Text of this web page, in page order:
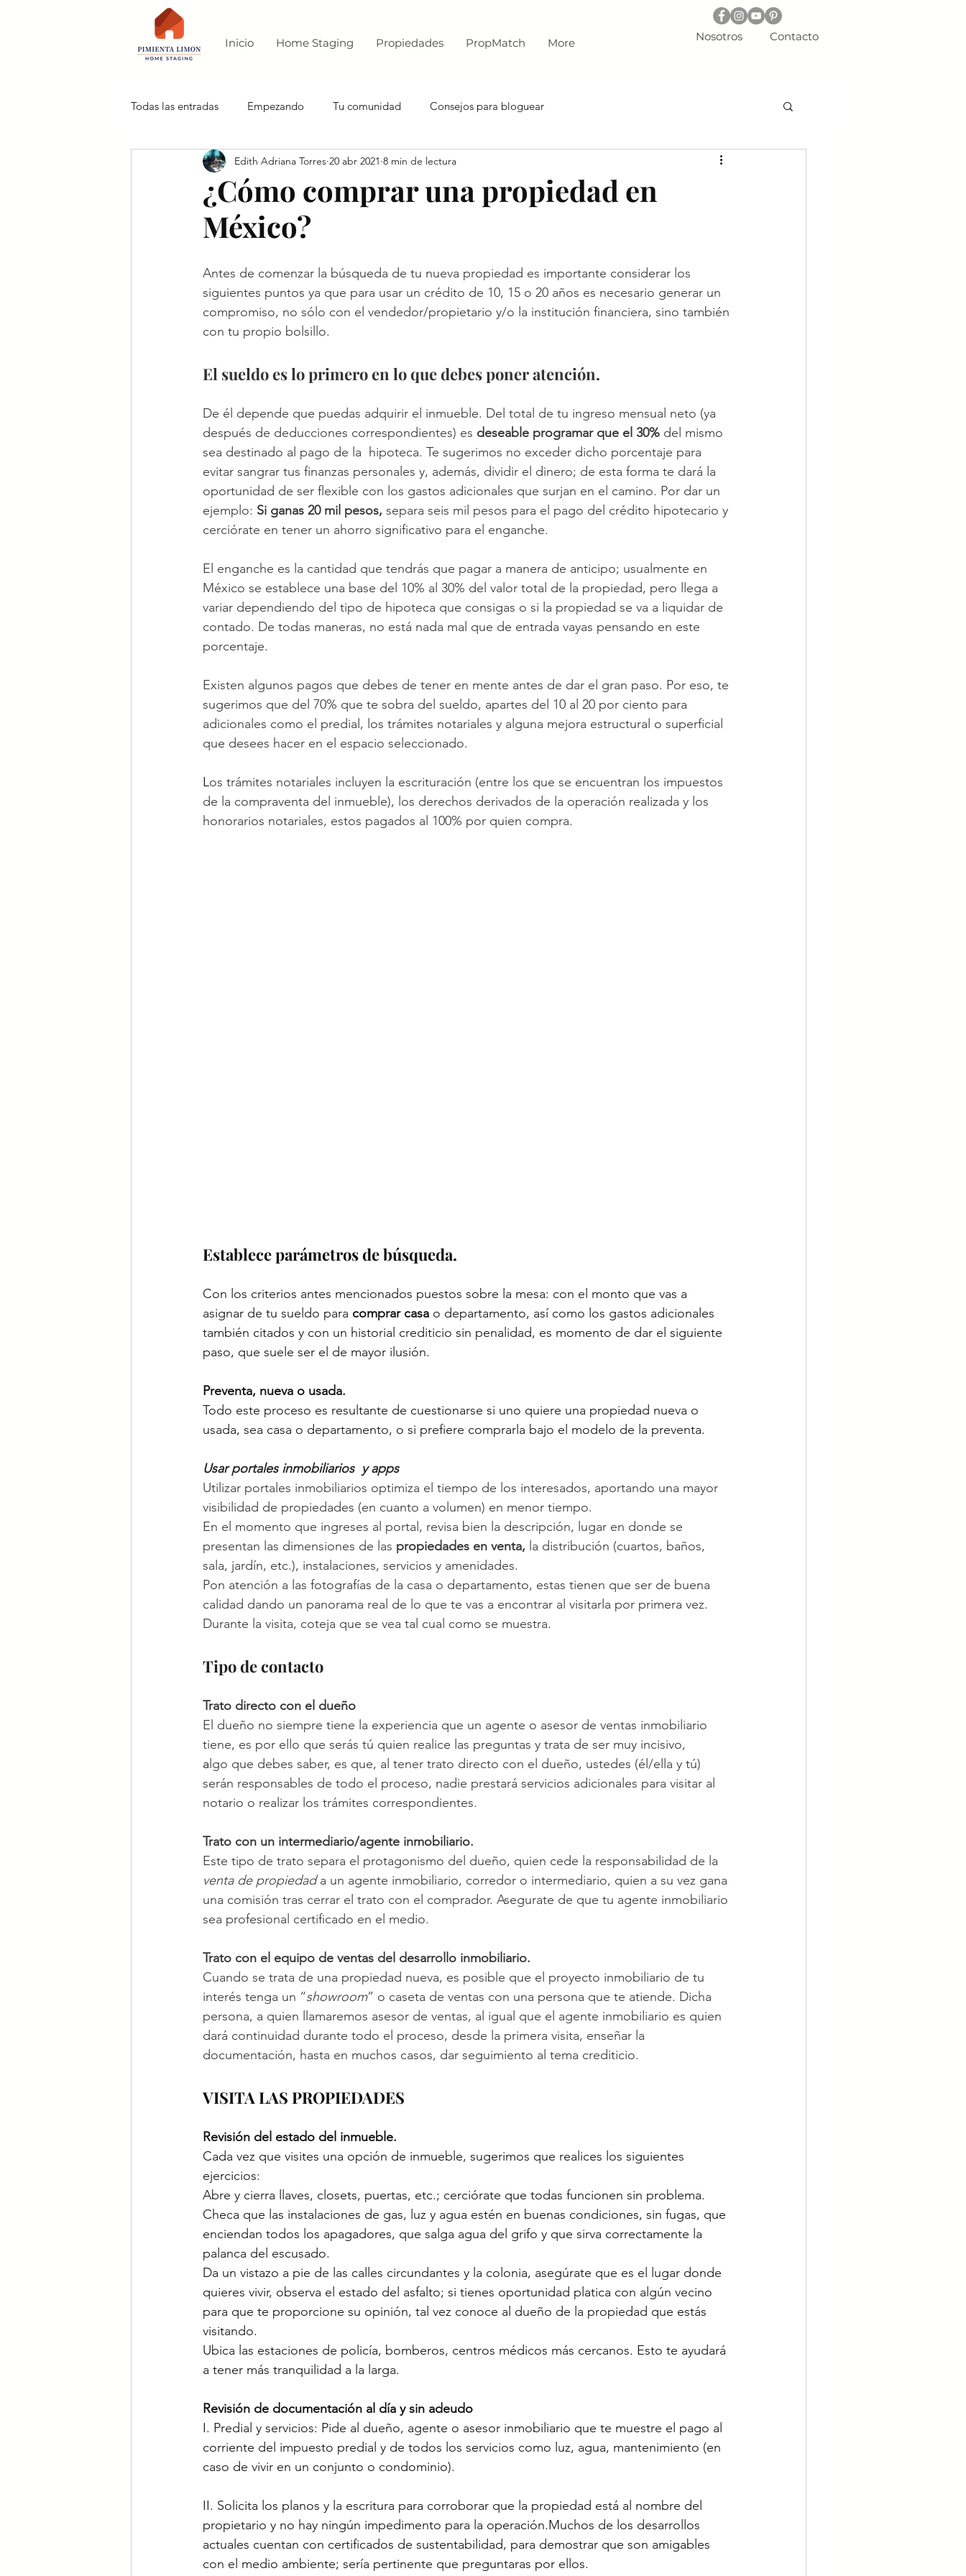
Inicio Home Staging Propiedades PropMatch More Nosotros Contacto
Todas las entradas Empezando Tu comunidad Consejos para bloguear
¿Cómo comprar una propiedad en
México?
Edith Adriana Torres 20 abr 2021 8 min de lectura
Antes de comenzar la búsqueda de tu nueva propiedad es importante considerar los
siguientes puntos ya que para usar un crédito de 10, 15 o 20 años es necesario generar un
compromiso, no sólo con el vendedor/propietario y/o la institución financiera, sino también
con tu propio bolsillo.
El sueldo es lo primero en lo que debes poner atención.
De él depende que puedas adquirir el inmueble. Del total de tu ingreso mensual neto (ya
después de deducciones correspondientes) es deseable programar que el 30% del mismo
sea destinado al pago de la  hipoteca. Te sugerimos no exceder dicho porcentaje para
evitar sangrar tus finanzas personales y, además, dividir el dinero; de esta forma te dará la
oportunidad de ser flexible con los gastos adicionales que surjan en el camino. Por dar un
ejemplo: Si ganas 20 mil pesos, separa seis mil pesos para el pago del crédito hipotecario y
cerciórate en tener un ahorro significativo para el enganche.
El enganche es la cantidad que tendrás que pagar a manera de anticipo; usualmente en
México se establece una base del 10% al 30% del valor total de la propiedad, pero llega a
variar dependiendo del tipo de hipoteca que consigas o si la propiedad se va a liquidar de
contado. De todas maneras, no está nada mal que de entrada vayas pensando en este
porcentaje.
Existen algunos pagos que debes de tener en mente antes de dar el gran paso. Por eso, te
sugerimos que del 70% que te sobra del sueldo, apartes del 10 al 20 por ciento para
adicionales como el predial, los trámites notariales y alguna mejora estructural o superficial
que desees hacer en el espacio seleccionado.
Los trámites notariales incluyen la escrituración (entre los que se encuentran los impuestos
de la compraventa del inmueble), los derechos derivados de la operación realizada y los
honorarios notariales, estos pagados al 100% por quien compra.
Establece parámetros de búsqueda.
Con los criterios antes mencionados puestos sobre la mesa: con el monto que vas a
asignar de tu sueldo para comprar casa o departamento, así como los gastos adicionales
también citados y con un historial crediticio sin penalidad, es momento de dar el siguiente
paso, que suele ser el de mayor ilusión.
Preventa, nueva o usada.
Todo este proceso es resultante de cuestionarse si uno quiere una propiedad nueva o
usada, sea casa o departamento, o si prefiere comprarla bajo el modelo de la preventa.
Usar portales inmobiliarios  y apps
Utilizar portales inmobiliarios optimiza el tiempo de los interesados, aportando una mayor
visibilidad de propiedades (en cuanto a volumen) en menor tiempo.
En el momento que ingreses al portal, revisa bien la descripción, lugar en donde se
presentan las dimensiones de las propiedades en venta, la distribución (cuartos, baños,
sala, jardín, etc.), instalaciones, servicios y amenidades.
Pon atención a las fotografías de la casa o departamento, estas tienen que ser de buena
calidad dando un panorama real de lo que te vas a encontrar al visitarla por primera vez.
Durante la visita, coteja que se vea tal cual como se muestra.
Tipo de contacto
Trato directo con el dueño
El dueño no siempre tiene la experiencia que un agente o asesor de ventas inmobiliario
tiene, es por ello que serás tú quien realice las preguntas y trata de ser muy incisivo,
a lgo que debes saber, es que, al tener trato directo con el dueño, ustedes (él/ella y tú)
serán responsables de todo el proceso, nadie prestará servicios adicionales para visitar al
notario o realizar los trámites correspondientes.
Trato con un intermediario/agente inmobiliario.
Este tipo de trato separa el protagonismo del dueño, quien cede la responsabilidad de la
venta de propiedad a un agente inmobiliario, corredor o intermediario, quien a su vez gana
una comisión tras cerrar el trato con el comprador. Asegurate de que tu agente inmobiliario
sea profesional certificado en el medio.
Trato con el equipo de ventas del desarrollo inmobiliario.
Cuando se trata de una propiedad nueva, es posible que el proyecto inmobiliario de tu
interés tenga un “showroom” o caseta de ventas con una persona que te atiende. Dicha
persona, a quien llamaremos asesor de ventas, al igual que el agente inmobiliario es quien
dará continuidad durante todo el proceso, desde la primera visita, enseñar la
documentación, hasta en muchos casos, dar seguimiento al tema crediticio.
VISITA LAS PROPIEDADES
Revisión del estado del inmueble.
Cada vez que visites una opción de inmueble, sugerimos que realices los siguientes
ejercicios:
Abre y cierra llaves, closets, puertas, etc.; cerciórate que todas funcionen sin problema.
Checa que las instalaciones de gas, luz y agua estén en buenas condiciones, sin fugas, que
enciendan todos los apagadores, que salga agua del grifo y que sirva correctamente la
palanca del escusado.
Da un vistazo a pie de las calles circundantes y la colonia, asegúrate que es el lugar donde
quieres vivir, observa el estado del asfalto; si tienes oportunidad platica con algún vecino
para que te proporcione su opinión, tal vez conoce al dueño de la propiedad que estás
visitando.
Ubica las estaciones de policía, bomberos, centros médicos más cercanos. Esto te ayudará
a tener más tranquilidad a la larga.
Revisión de documentación al día y sin adeudo
I. Predial y servicios: Pide al dueño, agente o asesor inmobiliario que te muestre el pago al
corriente del impuesto predial y de todos los servicios como luz, agua, mantenimiento (en
caso de vivir en un conjunto o condominio).
II. Solicita los planos y la escritura para corroborar que la propiedad está al nombre del
propietario y no hay ningún impedimento para la operación.Muchos de los desarrollos
actuales cuentan con certificados de sustentabilidad, para demostrar que son amigables
con el medio ambiente; sería pertinente que preguntaras por ellos.